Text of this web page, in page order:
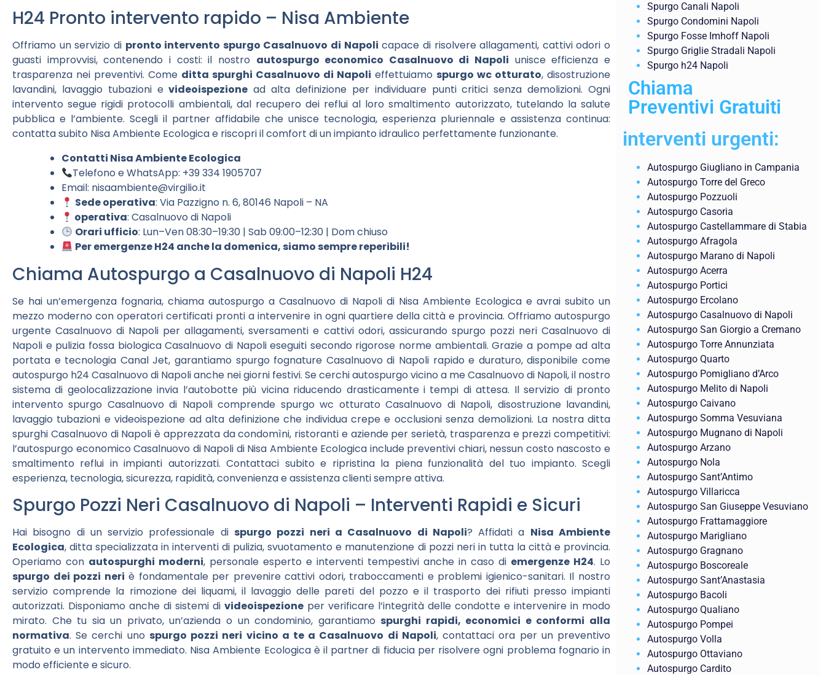
H24 Pronto intervento rapido – Nisa Ambiente
Offriamo un servizio di pronto intervento spurgo Casalnuovo di Napoli capace di risolvere allagamenti, cattivi odori o
guasti improvvisi, contenendo i costi: il nostro autospurgo economico Casalnuovo di Napoli unisce efficienza e
trasparenza nei preventivi. Come ditta spurghi Casalnuovo di Napoli effettuiamo spurgo wc otturato, disostruzione
lavandini, lavaggio tubazioni evideoispezione ad alta definizione per individuare punti critici senza demolizioni. Ogni
intervento segue rigidi protocolli ambientali, dal recupero dei reflui al loro smaltimento autorizzato, tutelando la salute
pubblica e l’ambiente. Scegli il partner affidabile che unisce tecnologia, esperienza pluriennale e assistenza continua:
contatta subito Nisa Ambiente Ecologica e riscopri il comfort di un impianto idraulico perfettamente funzionante.
Contatti Nisa Ambiente Ecologica
Telefono e WhatsApp: +39 334 1905707
Email: nisaambiente@virgilio.it
Sede operativa: Via Pazzigno n. 6, 80146 Napoli – NA
operativa: Casalnuovo di Napoli
Orari ufficio: Lun–Ven 08:30–19:30 | Sab 09:00–12:30 | Dom chiuso
Per emergenze H24 anche la domenica, siamo sempre reperibili!
Chiama Autospurgo a Casalnuovo di Napoli H24
Se hai un’emergenza fognaria, chiama autospurgo a Casalnuovo di Napoli di Nisa Ambiente Ecologica e avrai subito un
mezzo moderno con operatori certificati pronti a intervenire in ogni quartiere della città e provincia. Offriamo autospurgo
urgente Casalnuovo di Napoli per allagamenti, sversamenti e cattivi odori, assicurando spurgo pozzi neri Casalnuovo di
Napoli e pulizia fossa biologica Casalnuovo di Napoli eseguiti secondo rigorose norme ambientali. Grazie a pompe ad alta
portata e tecnologia Canal Jet, garantiamo spurgo fognature Casalnuovo di Napoli rapido e duraturo, disponibile come
autospurgo h24 Casalnuovo di Napoli anche nei giorni festivi. Se cerchi autospurgo vicino a me Casalnuovo di Napoli, il nostro
sistema di geolocalizzazione invia l’autobotte più vicina riducendo drasticamente i tempi di attesa. Il servizio di pronto
intervento spurgo Casalnuovo di Napoli comprende spurgo wc otturato Casalnuovo di Napoli, disostruzione lavandini,
lavaggio tubazioni e videoispezione ad alta definizione che individua crepe e occlusioni senza demolizioni. La nostra ditta
spurghi Casalnuovo di Napoli è apprezzata da condomìni, ristoranti e aziende per serietà, trasparenza e prezzi competitivi:
l’autospurgo economico Casalnuovo di Napoli di Nisa Ambiente Ecologica include preventivi chiari, nessun costo nascosto e
smaltimento reflui in impianti autorizzati. Contattaci subito e ripristina la piena funzionalità del tuo impianto. Scegli
esperienza, tecnologia, sicurezza, rapidità, convenienza e assistenza clienti sempre attiva.
Spurgo Pozzi Neri Casalnuovo di Napoli – Interventi Rapidi e Sicuri
Hai bisogno di un servizio professionale dispurgo pozzi neri a Casalnuovo di Napoli? Affidati a Nisa Ambiente
Ecologica, ditta specializzata in interventi di pulizia, svuotamento e manutenzione di pozzi neri in tutta la città e provincia.
Operiamo con autospurghi moderni, personale esperto e interventi tempestivi anche in caso di emergenze H24. Lo
spurgo dei pozzi neri è fondamentale per prevenire cattivi odori, traboccamenti e problemi igienico-sanitari. Il nostro
servizio comprende la rimozione dei liquami, il lavaggio delle pareti del pozzo e il trasporto dei rifiuti presso impianti
autorizzati. Disponiamo anche di sistemi di videoispezione per verificare l’integrità delle condotte e intervenire in modo
mirato. Che tu sia un privato, un’azienda o un condominio, garantiamospurghi rapidi, economici e conformi alla
normativa. Se cerchi uno spurgo pozzi neri vicino a te a Casalnuovo di Napoli, contattaci ora per un preventivo
gratuito e un intervento immediato. Nisa Ambiente Ecologica è il partner di fiducia per risolvere ogni problema fognario in
modo efficiente e sicuro.
Spurgo Canali Napoli
Spurgo Condomini Napoli
Spurgo Fosse Imhoff Napoli
Spurgo Griglie Stradali Napoli
Spurgo h24 Napoli
Chiama
Preventivi Gratuiti
interventi urgenti:
Autospurgo Giugliano in Campania
Autospurgo Torre del Greco
Autospurgo Pozzuoli
Autospurgo Casoria
Autospurgo Castellammare di Stabia
Autospurgo Afragola
Autospurgo Marano di Napoli
Autospurgo Acerra
Autospurgo Portici
Autospurgo Ercolano
Autospurgo Casalnuovo di Napoli
Autospurgo San Giorgio a Cremano
Autospurgo Torre Annunziata
Autospurgo Quarto
Autospurgo Pomigliano d’Arco
Autospurgo Melito di Napoli
Autospurgo Caivano
Autospurgo Somma Vesuviana
Autospurgo Mugnano di Napoli
Autospurgo Arzano
Autospurgo Nola
Autospurgo Sant’Antimo
Autospurgo Villaricca
Autospurgo San Giuseppe Vesuviano
Autospurgo Frattamaggiore
Autospurgo Marigliano
Autospurgo Gragnano
Autospurgo Boscoreale
Autospurgo Sant’Anastasia
Autospurgo Bacoli
Autospurgo Qualiano
Autospurgo Pompei
Autospurgo Volla
Autospurgo Ottaviano
Autospurgo Cardito